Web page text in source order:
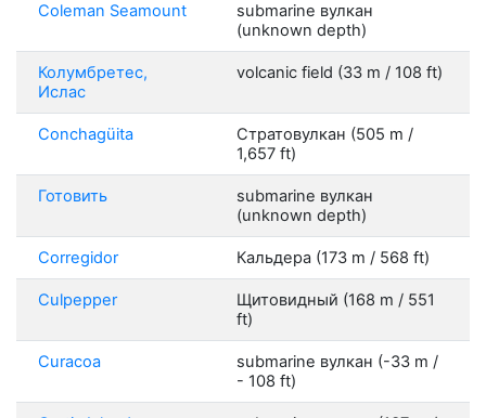
Coleman Seamount
submarine вулкан
(unknown depth)
Колумбретес,
Ислас
volcanic field (33 m / 108 ft)
Conchagüita
Стратовулкан (505 m /
1,657 ft)
Готовить
submarine вулкан
(unknown depth)
Corregidor Кальдера (173 m / 568 ft)
Culpepper
Щитовидный (168 m / 551
ft)
Curacoa
submarine вулкан (-33 m /
- 108 ft)